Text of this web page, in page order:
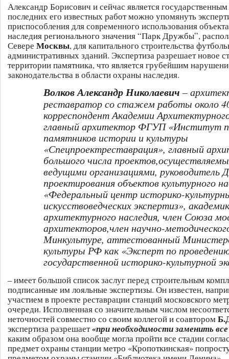
Александр Борисович и сейчас является
последних его известных работ можно упомянуть
приспособления для современного использования
наследия регионального значения “Парк Дружбы”,
Севере Москвы, для капитального строительства
административных зданий. Экспертиза разрешает новое
территории памятника, что является грубейшим
законодательства в области охраны наследия.
Волков Александр Николаевич –
реставратор со стажем работы около
корреспондент Академии
главный архитектор ФГУП «Институт
памятников истории и культуры
«Спецпроектреставрация», главный
большого числа
ведущими организациями, руководитель
проектирования объектов культурного
«Федеральный центр историко-
искусствоведческих экспертиз»,
архитектурного наследия, член Союза
архитекторов,член научно-
Минкультуре, аттестованный
культуры РФ как «Эксперт по
государственной историко-культурной
– имеет большой список заслуг перед строительным
подписанные им лояльные экспертизы. Он известен,
участием в проекте реставрации станций московского
очереди. Исполненная со значительным числом
неточностей совместно со своим коллегой и соавтором
экспертиза разрешает«при необходимости заменить все
каким образом она вообще могла пройти все стадии
предмет охраны станции метро «Кропоткинская»